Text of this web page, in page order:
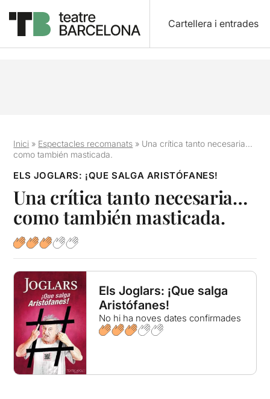
Cartellera i entrades
Inici » Espectacles recomanats » Una crítica tanto necesaria…
como también masticada.
ELS JOGLARS: ¡QUE SALGA ARISTÓFANES!
Una crítica tanto necesaria…
como también masticada.
Els Joglars: ¡Que salga
Aristófanes!
No hi ha noves dates confirmades